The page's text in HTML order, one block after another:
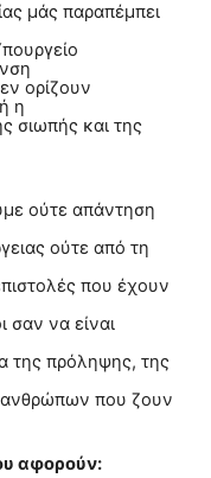
μάς παραπέμπει
ορίζουν
η
σιωπής και της
ούτε απάντηση
ούτε από τη
που έχουν
σαν να είναι
της πρόληψης, της
ανθρώπων που ζουν
αφορούν: